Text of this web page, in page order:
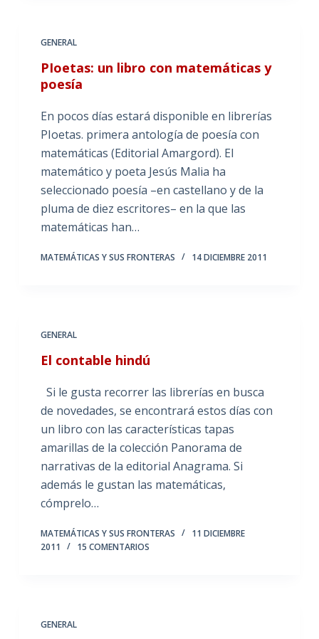
GENERAL
PIoetas: un libro con matemáticas y
poesía
En pocos días estará disponible en librerías
PIoetas. primera antología de poesía con
matemáticas (Editorial Amargord). El
matemático y poeta Jesús Malia ha
seleccionado poesía –en castellano y de la
pluma de diez escritores– en la que las
matemáticas han…
MATEMÁTICAS Y SUS FRONTERAS 14 DICIEMBRE 2011
GENERAL
El contable hindú
Si le gusta recorrer las librerías en busca
de novedades, se encontrará estos días con
un libro con las características tapas
amarillas de la colección Panorama de
narrativas de la editorial Anagrama. Si
además le gustan las matemáticas,
cómprelo…
MATEMÁTICAS Y SUS FRONTERAS
11 DICIEMBRE
2011
15 COMENTARIOS
GENERAL